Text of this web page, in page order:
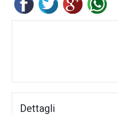
Dettagli